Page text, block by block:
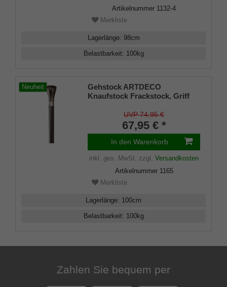
Artikelnummer 1132-4
Merkliste
Lagerlänge: 98cm
Belastbarkeit: 100kg
Neuheit
Gehstock ARTDECO
Knaufstock Frackstock, Griff
Ebenholz, Chrom-Designring
mit Perlmut/Onyx, Stock aus
Hartholz schwarz,Gummipuffer
UVP 74,95 €
67,95 € *
In den Warenkorb
inkl. ges. MwSt. zzgl. Versandkosten
Artikelnummer 1165
Merkliste
Lagerlänge: 100cm
Belastbarkeit: 100kg
Zahlen Sie bequem per